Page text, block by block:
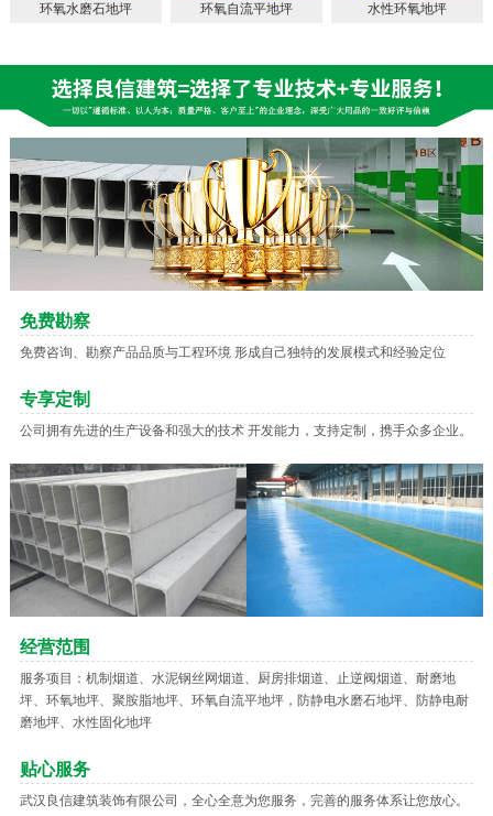
环氧水磨石地坪 环氧自流平地坪 水性环氧地坪
免费勘察
免费咨询、勘察产品品质与工程环境 形成自己独特的发展模式和经验定位
专享定制
公司拥有先进的生产设备和强大的技术 开发能力，支持定制，携手众多企业。
经营范围
服务项目：机制烟道、水泥钢丝网烟道、厨房排烟道、止逆阀烟道、耐磨地
坪、环氧地坪、聚胺脂地坪、环氧自流平地坪，防静电水磨石地坪、防静电耐
磨地坪、水性固化地坪
贴心服务
武汉良信建筑装饰有限公司，全心全意为您服务，完善的服务体系让您放心。